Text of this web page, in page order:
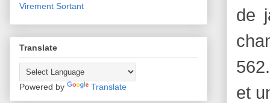
de
et
Virement Sortant
Translate
Powered by Translate